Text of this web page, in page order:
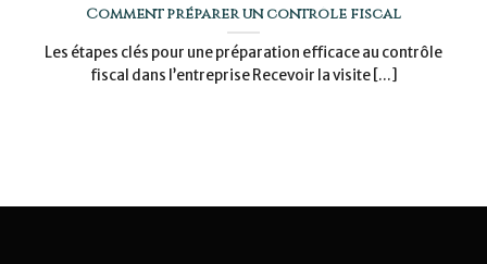
Comment préparer un contrôle fiscal
Les étapes clés pour une préparation efficace au contrôle
fiscal dans l’entreprise Recevoir la visite [...]